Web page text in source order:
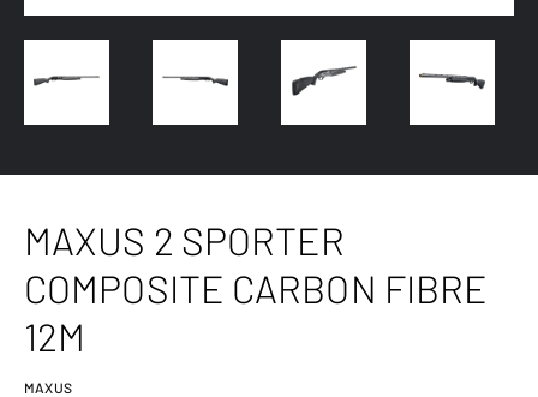
MAXUS 2 SPORTER
COMPOSITE CARBON FIBRE
12M
MAXUS